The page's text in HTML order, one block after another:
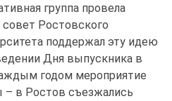
группа провела
Ростовского
поддержал эту идею
Дня выпускника в
годом мероприятие
– в Ростов съезжались